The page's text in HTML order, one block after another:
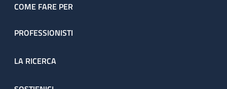
COME FARE PER
PROFESSIONISTI
LA RICERCA